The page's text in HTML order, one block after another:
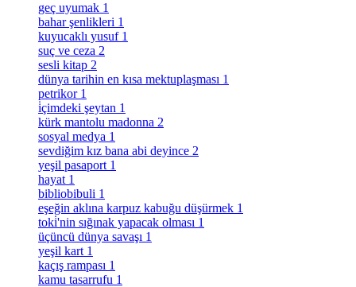
geç uyumak 1
bahar şenlikleri 1
kuyucaklı yusuf 1
suç ve ceza 2
sesli kitap 2
dünya tarihin en kısa mektuplaşması 1
petrikor 1
i̇çimdeki şeytan 1
kürk mantolu madonna 2
sosyal medya 1
sevdiğim kız bana abi deyince 2
yeşil pasaport 1
hayat 1
bibliobibuli 1
eşeğin aklına karpuz kabuğu düşürmek 1
toki̇'nin sığınak yapacak olması 1
üçüncü dünya savaşı 1
yeşil kart 1
kaçış rampası 1
kamu tasarrufu 1